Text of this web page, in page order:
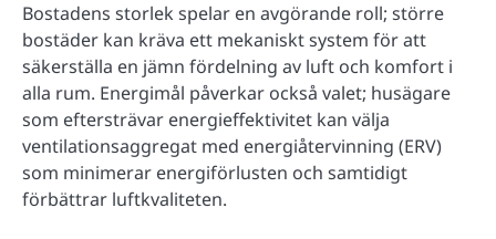
Bostadens storlek spelar en avgörande roll; större
bostäder kan kräva ett mekaniskt system för att
säkerställa en jämn fördelning av luft och komfort i
alla rum. Energimål påverkar också valet; husägare
som eftersträvar energieffektivitet kan välja
ventilationsaggregat med energiåtervinning (ERV)
som minimerar energiförlusten och samtidigt
förbättrar luftkvaliteten.